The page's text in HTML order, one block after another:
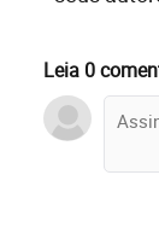
Leia 0